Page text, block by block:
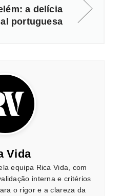
a delícia
portuguesa
Vida
equipa Rica Vida, com
interna e critérios
o rigor e a clareza da